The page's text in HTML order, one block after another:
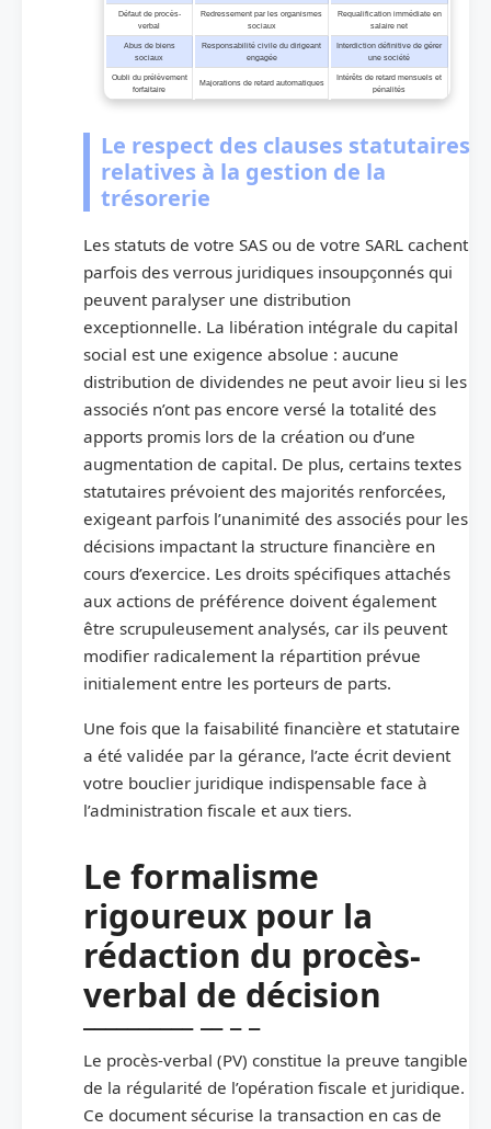
Défaut de procès-
verbal
Redressement par les organismes
sociaux
Requalification immédiate en
salaire net
Abus de biens
sociaux
Responsabilité civile du dirigeant
engagée
Interdiction définitive de gérer
une société
Oubli du prélèvement
forfaitaire
Majorations de retard automatiques
Intérêts de retard mensuels et
pénalités
Le respect des clauses statutaires
relatives à la gestion de la
trésorerie
Les statuts de votre SAS ou de votre SARL cachent
parfois des verrous juridiques insoupçonnés qui
peuvent paralyser une distribution
exceptionnelle. La libération intégrale du capital
social est une exigence absolue : aucune
distribution de dividendes ne peut avoir lieu si les
associés n’ont pas encore versé la totalité des
apports promis lors de la création ou d’une
augmentation de capital. De plus, certains textes
statutaires prévoient des majorités renforcées,
exigeant parfois l’unanimité des associés pour les
décisions impactant la structure financière en
cours d’exercice. Les droits spécifiques attachés
aux actions de préférence doivent également
être scrupuleusement analysés, car ils peuvent
modifier radicalement la répartition prévue
initialement entre les porteurs de parts.
Une fois que la faisabilité financière et statutaire
a été validée par la gérance, l’acte écrit devient
votre bouclier juridique indispensable face à
l’administration fiscale et aux tiers.
Le formalisme
rigoureux pour la
rédaction du procès-
verbal de décision
Le procès-verbal (PV) constitue la preuve tangible
de la régularité de l’opération fiscale et juridique.
Ce document sécurise la transaction en cas de